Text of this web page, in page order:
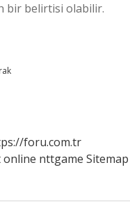
bir belirtisi olabilir.
foru.com.tr
nttgame Sitemap